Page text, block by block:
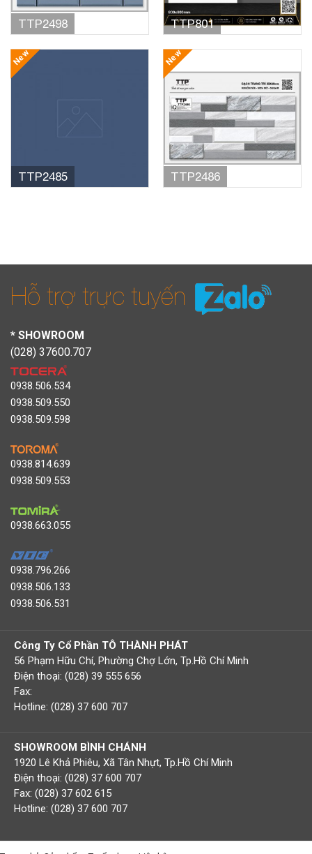
TTP2498 TTP801
New
TTP2485
New
TTP2486
Hỗ trợ trực tuyến
* SHOWROOM
(028) 37600.707
0938.506.534
0938.509.550
0938.509.598
0938.814.639
0938.509.553
0938.663.055
0938.796.266
0938.506.133
0938.506.531
Công Ty Cổ Phần TÔ THÀNH PHÁT
56 Phạm Hữu Chí, Phường Chợ Lớn, Tp.Hồ Chí Minh
Điện thoại: (028) 39 555 656
Fax:
Hotline: (028) 37 600 707
SHOWROOM BÌNH CHÁNH
1920 Lê Khả Phiêu, Xã Tân Nhựt, Tp.Hồ Chí Minh
Điện thoại: (028) 37 600 707
Fax: (028) 37 602 615
Hotline: (028) 37 600 707